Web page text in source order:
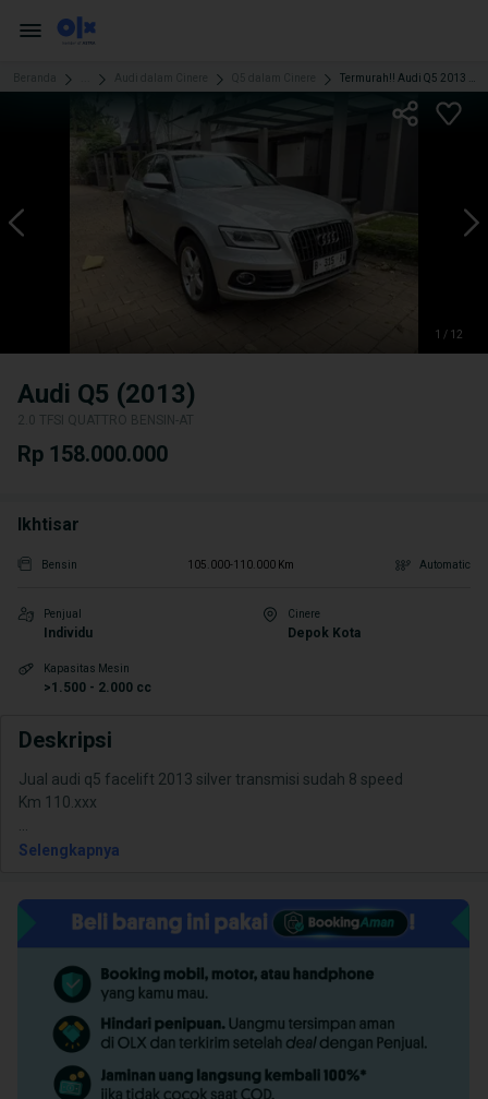
1 / 12
Audi Q5 (2013)
2.0 TFSI QUATTRO BENSIN-AT
Rp 158.000.000
Ikhtisar
Bensin 105.000-110.000 Km Automatic
Penjual
Individu
Cinere
Depok Kota
Kapasitas Mesin
>1.500 - 2.000 cc
Deskripsi
Jual audi q5 facelift 2013 silver transmisi sudah 8 speed
Selengkapnya